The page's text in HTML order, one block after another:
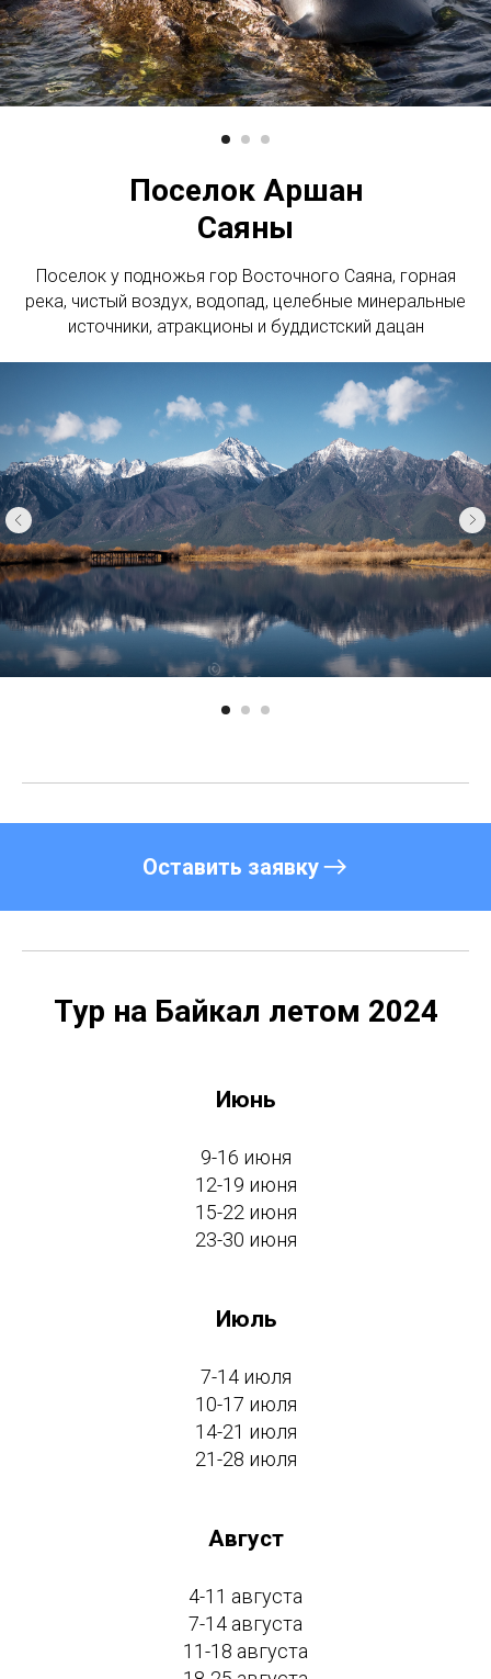
Поселок Аршан
Саяны
Поселок у подножья гор Восточного Саяна, горная
река, чистый воздух, водопад, целебные минеральные
источники, атракционы и буддистский дацан
Оставить заявку
Тур на Байкал летом 2024
Июнь
9-16 июня
12-19 июня
15-22 июня
23-30 июня
Июль
7-14 июля
10-17 июля
14-21 июля
21-28 июля
Август
4-11 августа
7-14 августа
11-18 августа